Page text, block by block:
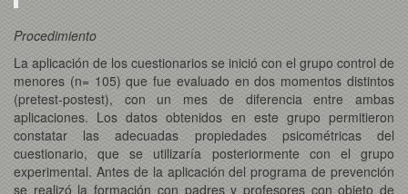
Procedimiento
La aplicación de los cuestionarios se inició con el grupo control de
menores (n= 105) que fue evaluado en dos momentos distintos
(pretest-postest), con un mes de diferencia entre ambas
aplicaciones. Los datos obtenidos en este grupo permitieron
constatar las adecuadas propiedades psicométricas del
cuestionario, que se utilizaría posteriormente con el grupo
experimental. Antes de la aplicación del programa de prevención
se realizó la formación con padres y profesores con objeto de